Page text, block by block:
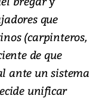
que
(carpinteros,
de que
ante un sistema
unificar